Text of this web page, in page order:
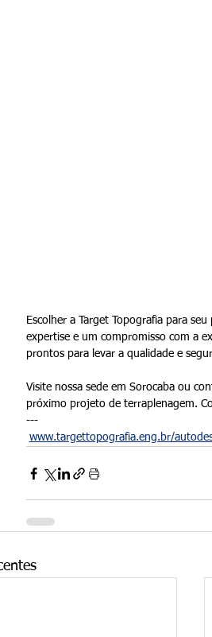
Escolher a Target Topografia para
expertise e um compromisso com a
prontos para levar a qualidade e
Visite nossa sede em Sorocaba ou
próximo projeto de terraplenagem.
---
www.targettopografia.eng.br/